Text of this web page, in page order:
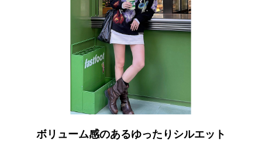
ボリューム感のあるゆったりシルエット